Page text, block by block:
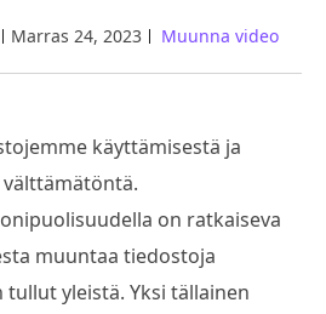
Marras 24, 2023 Muunna video
käyttämisestä ja
on ratkaiseva
muuntaa tiedostoja
yleistä. Yksi tällainen